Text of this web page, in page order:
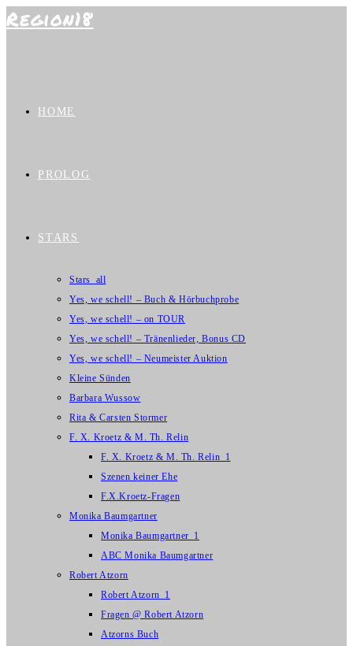
Zum
Region18
HOME
PROLOG
STARS
Stars_all
Yes, we schell! – Buch & Hörbuchprobe
Yes, we schell! – on TOUR
Yes, we schell! – Tränenlieder, Bonus CD
Yes, we schell! – Neumeister Auktion
Kleine Sünden
Barbara Wussow
Rita & Carsten Stormer
F. X. Kroetz & M. Th. Relin
F. X. Kroetz & M. Th. Relin_1
Szenen keiner Ehe
F.X.Kroetz-Fragen
Monika Baumgartner
Monika Baumgartner_1
ABC Monika Baumgartner
Robert Atzorn
Robert Atzorn_1
Fragen @ Robert Atzorn
Atzorns Buch